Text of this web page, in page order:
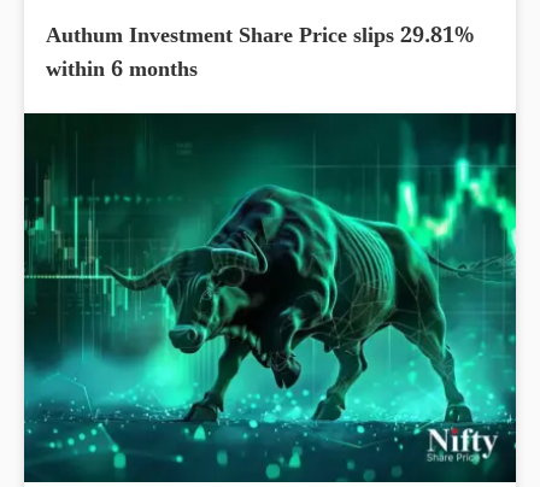
Authum Investment Share Price slips 29.81%
within 6 months